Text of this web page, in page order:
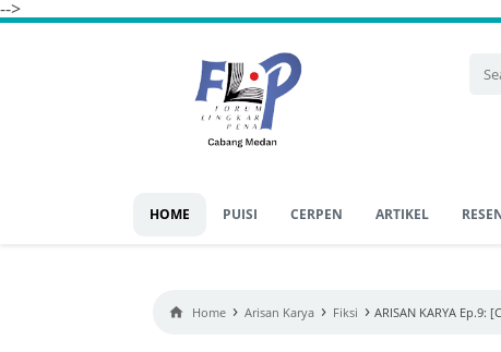
-->
HOME PUISI CERPEN ARTIKEL
 Home › Arisan Karya › Fiksi › ARISAN KARYA